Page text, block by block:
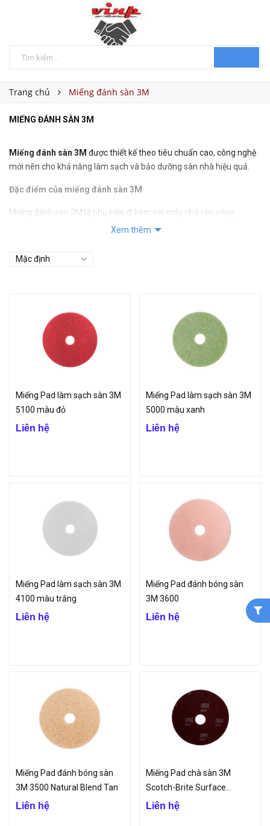
Trang chủ Miếng đánh sàn 3M
MIẾNG ĐÁNH SÀN 3M
Miếng đánh sàn 3M được thiết kế theo tiêu chuẩn cao, công nghệ
mới nên cho khả năng làm sạch và bảo dưỡng sàn nhà hiệu quả.
Đặc điểm của miếng đánh sàn 3M
Miếng đánh sàn 3M là phụ kiện đi kèm với máy chà sàn công
nghiệp giúp việc làm sạch và bảo dưỡng sàn nhà trở nên nhanh
Sử dụng đơn giản, không cần tạo bọt, không cần xả nước
Chuyên dùng cho việc bóc sàn, khả năng đánh bay những vết bẩn
tích tụ lâu ngày trên bề mặt hoặc hóa chất phủ sàn bị đóng cục.
Giảm thiểu sức lao động trong quá trình bóc sàn.
Miếng đánh sàn 3M được sử dụng cùng với các dung dịch tẩy rửa
sàn cứng, có lớp phủ hoàn thiện như vinyl, gạch vinyl, đá cẩm
Xem thêm
Miếng Pad làm sạch sàn 3M
5100 màu đỏ
Liên hệ
Miếng Pad làm sạch sàn 3M
5000 màu xanh
Liên hệ
Miếng Pad làm sạch sàn 3M
4100 màu trắng
Liên hệ
Miếng Pad đánh bóng sàn
3M 3600
Liên hệ
Miếng Pad đánh bóng sàn
3M 3500 Natural Blend Tan
Liên hệ
Miếng Pad chà sàn 3M
Scotch-Brite Surface
Preparation
Liên hệ